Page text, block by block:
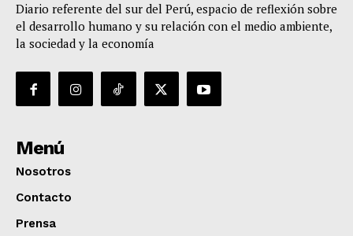
Diario referente del sur del Perú, espacio de reflexión sobre
el desarrollo humano y su relación con el medio ambiente,
la sociedad y la economía
Menú
Nosotros
Contacto
Prensa